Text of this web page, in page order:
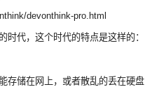
devonthink-pro.html
代，这个时代的特点是这样的：
存储在网上，或者散乱的丢在硬盘